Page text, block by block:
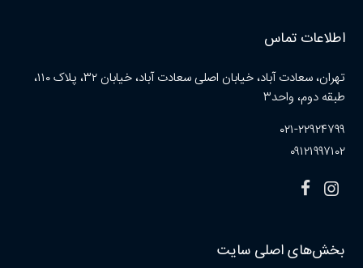
اطلاعات تماس
تهران، سعادت آباد، خیابان اصلی سعادت آباد، خیابان ۳۲، پلاک ۱۱۰،
طبقه دوم، واحد۳
۰۲۱-۲۲۹۲۴۷۹۹
۰۹۱۲۱۹۹۷۱۰۲
بخش‌های اصلی سایت